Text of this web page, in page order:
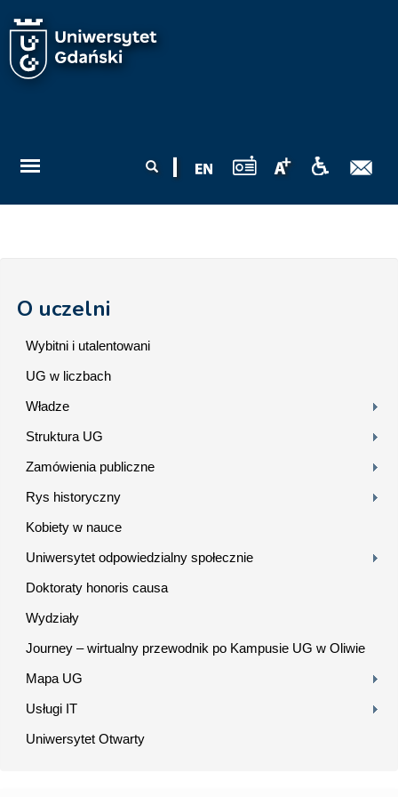
wyszukiwania
O uczelni
Wybitni i utalentowani
UG w liczbach
Władze
Struktura UG
Zamówienia publiczne
Rys historyczny
Kobiety w nauce
Uniwersytet odpowiedzialny społecznie
Doktoraty honoris causa
Wydziały
Journey – wirtualny przewodnik po Kampusie UG w Oliwie
Mapa UG
Usługi IT
Uniwersytet Otwarty